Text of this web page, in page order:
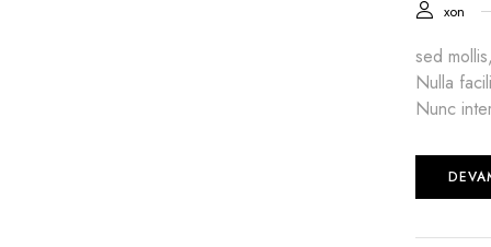
xon
sed
Nulla
Nunc